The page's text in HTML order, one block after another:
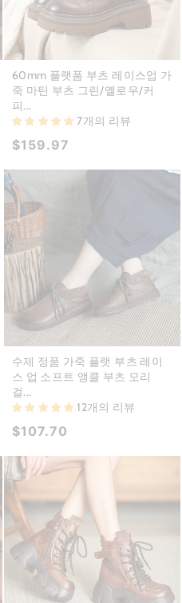
60mm 플랫폼 부츠 레이스업 가
죽 마틴 부츠 그린/옐로우/커
피...
7개의 리뷰
$159.97
수제 정품 가죽 플랫 부츠 레이
스 업 소프트 앵클 부츠 모리
걸...
12개의 리뷰
$107.70